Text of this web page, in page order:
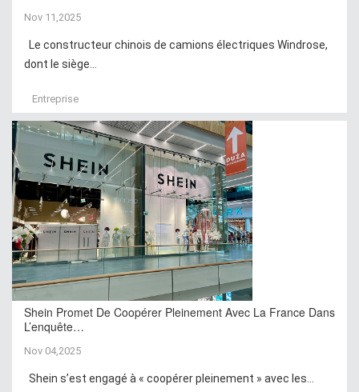
Nov 11,2025
Le constructeur chinois de camions électriques Windrose,
dont le siège...
Entreprise
Shein Promet De Coopérer Pleinement Avec La France Dans
L’enquête…
Nov 04,2025
Shein s’est engagé à « coopérer pleinement » avec les...